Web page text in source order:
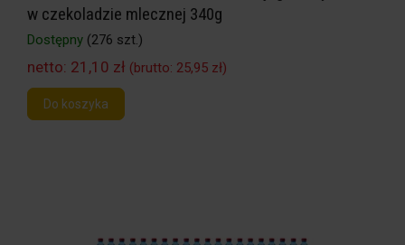
w czekoladzie mlecznej 340g
Dostępny (276 szt.)
netto: 21,10 zł (brutto: 25,95 zł)
Do koszyka